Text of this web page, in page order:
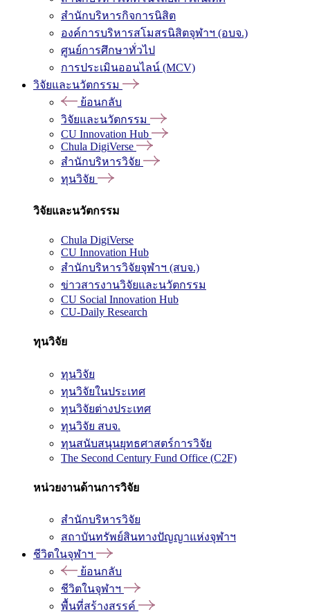
สำนักบริหารกิจการนิสิต
องค์การบริหารสโมสรนิสิตจุฬาฯ (อบจ.)
ศูนย์การศึกษาทั่วไป
การประเมินออนไลน์ (MCV)
วิจัยและนวัตกรรม
ย้อนกลับ
วิจัยและนวัตกรรม
CU Innovation Hub
Chula DigiVerse
สำนักบริหารวิจัย
ทุนวิจัย
วิจัยและนวัตกรรม
Chula DigiVerse
CU Innovation Hub
สำนักบริหารวิจัยจุฬาฯ (สบจ.)
ข่าวสารงานวิจัยและนวัตกรรม
CU Social Innovation Hub
CU-Daily Research
ทุนวิจัย
ทุนวิจัย
ทุนวิจัยในประเทศ
ทุนวิจัยต่างประเทศ
ทุนวิจัย สบจ.
ทุนสนับสนุนยุทธศาสตร์การวิจัย
The Second Century Fund Office (C2F)
หน่วยงานด้านการวิจัย
สำนักบริหารวิจัย
สถาบันทรัพย์สินทางปัญญาแห่งจุฬาฯ
ชีวิตในจุฬาฯ
ย้อนกลับ
ชีวิตในจุฬาฯ
พื้นที่สร้างสรรค์